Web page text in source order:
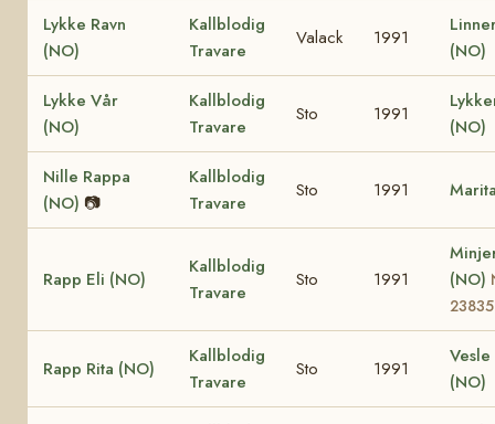
Lykke Ravn
(NO)
Kallblodig
Travare
Valack 1991
(NO)
Lykke Vår
(NO)
Kallblodig
Travare
Sto 1991
(NO)
Nille Rappa
(NO) 📷
Kallblodig
Travare
Sto 1991
Rapp Eli (NO)
Kallblodig
Travare
Sto 1991
(NO)
23835
Rapp Rita (NO)
Kallblodig
Travare
Sto 1991
Vesle
(NO)